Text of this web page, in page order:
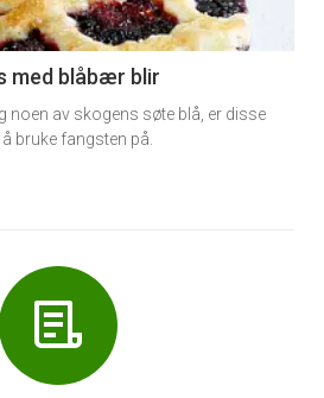
med blåbær blir
noen av skogens søte blå, er disse
bruke fangsten på.